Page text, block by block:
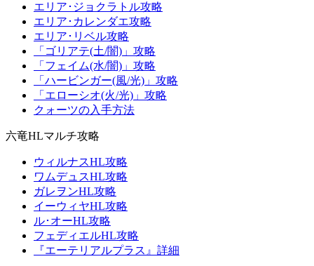
エリア･ジョクラトル攻略
エリア･カレンダエ攻略
エリア･リベル攻略
「ゴリアテ(土/闇)」攻略
「フェイム(水/闇)」攻略
「ハービンガー(風/光)」攻略
「エローシオ(火/光)」攻略
クォーツの入手方法
六竜HLマルチ攻略
ウィルナスHL攻略
ワムデュスHL攻略
ガレヲンHL攻略
イーウィヤHL攻略
ル･オーHL攻略
フェディエルHL攻略
『エーテリアルプラス』詳細